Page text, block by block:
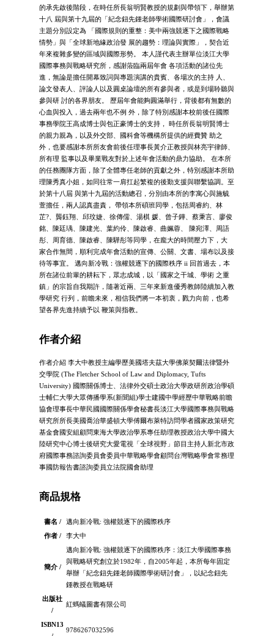
的承先啟後階段，在時任所長翁明賢教授的規劃與帶領下，舉辦第
十八 屆與第十九屆的「紀念鈕先鍾老師學術國際研討會」，會議
主題分別設定為 「國際規則的重整：美中兩強競逐下之國際戰略
情勢」與「全球新地緣政治發 展的趨勢：理論與實際」，契合近
年來複雜多變的區域與國際形勢。 本人謹代表主辦單位淡江大學
國際事務與戰略研究所，感謝蒞臨兩屆年會 各項活動的諸位先
進，無論是擔任開幕致詞與專題演講的貴賓、各場次的主持 人、
論文發表人、評論人以及圓桌論壇的所有參與者，或是到場聆聽與
參與研 討的各界朋友。 歷屆年會能夠圓滿舉行，背後都有無數的
心血與投入，過去兩年也不例 外，除了特別感謝本校前後任國際
事務學院王高成博士與包正豪博士的支持， 時任所長翁明賢博士
的親力親為，以及外交部、國科會等機構所提供的經費贊 助之
外，也要感謝本所所友會前後任理事長黃介正教授與林亮宇律師、
所有理 監事以及畢業戰友對於上述年會活動的鼎力協助。 在本所
的任務團隊方面，除了全體專任老師的貢獻之外，特別感謝本所助
理陳秀真小姐，如同往常一肩扛起繁複的後勤支援與聯繫協調。至
於第十八屆 與第十九屆的活動總召，分別由本所的李寓心與施毓
萱擔任，兩人認真盡責， 帶領本所碩班同學，包括周睿約、林
芷?、龔鈺翔、邱玟婕、徐傳儒、湯棋 媛、曾子鏵、蔡秉言、廖俊
銘、陳廷瑀、陳建光、葉約伶、陳啟睿、曲姵蓉、 陳宛澤、周語
彤、周育德、陳啟睿、陳驊彤等同學，在龐大的時間壓力下，大
家合作無間，順利完成年會活動的宣傳、公關、文書、場布以及接
待等事宜。 邁向新冷戰：強權競逐下的國際秩序 ii 回首過去，本
所在諸位前輩的耕耘下，眾志成城，以「國家之干城、學術 之重
鎮」的宗旨自我期許，隨著近兩、三年來新進優秀教師陸續加入教
學研究 行列，前瞻未來，相信我們將一本初衷，戮力向前，也希
望各界先進持續予以 鞭策與指教。
作者介紹
作者介紹 李大中教授主編學歷美國塔夫茲大學佛萊契爾法律暨外
交學院 (The Fletcher School of Law and Diplomacy, Tufts
University) 國際關係博士、法律外交碩士政治大學政研所政治學碩
士輔仁大學大眾傳播學系(新聞組)學士建國中學經歷中華戰略前瞻
協會理事長中華民國國際關係學會秘書長淡江大學國際事務與戰略
研究所所長美國喬治華盛頓大學傅爾布萊特訪問學者國家政策研究
基金會國安組顧問東海大學政治學系專任助理教授政治大學中國大
陸研究中心博士後研究大愛電視「全球視野」節目主持人新北市政
府國際事務諮詢委員會委員中華戰略學會顧問台灣戰略學會常務理
事國防報告書諮詢委員立法院國會助理
商品規格
書名 /
邁向新冷戰: 強權競逐下的國際秩序
作者 /
李大中
簡介 /
邁向新冷戰: 強權競逐下的國際秩序：淡江大學國際事務
與戰略研究創立於1982年，自2005年起，本所每年固定
舉辦「紀念鈕先鍾老師國際學術研討會」，以紀念鈕先
鍾教授在戰略研
出版社
/
紅螞蟻圖書有限公司
ISBN13
9786267032596